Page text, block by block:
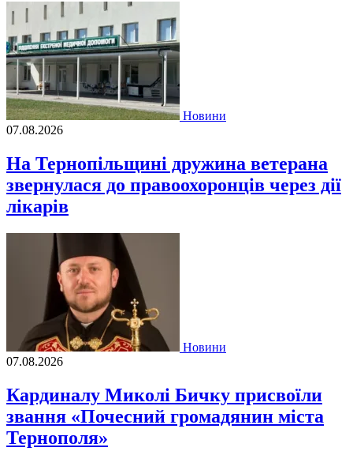
Новини
07.08.2026
На Тернопільщині дружина ветерана
звернулася до правоохоронців через дії
лікарів
Новини
07.08.2026
Кардиналу Миколі Бичку присвоїли
звання «Почесний громадянин міста
Тернополя»